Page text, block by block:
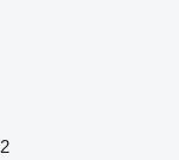
2